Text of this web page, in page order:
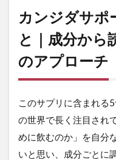
ら使
われ
てき
たハ
ーブ
恵｜
ダル
コ・
ック
ウォ
カンジダサポ
と｜成分から
のアプローチ
このサプリに含まれる
の世界で長く注目され
めに飲むのか」を自分
いと思い、成分ごとに